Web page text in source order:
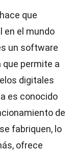
que
en el mundo
un software
permite a
digitales
es conocido
de
fabriquen, lo
ofrece